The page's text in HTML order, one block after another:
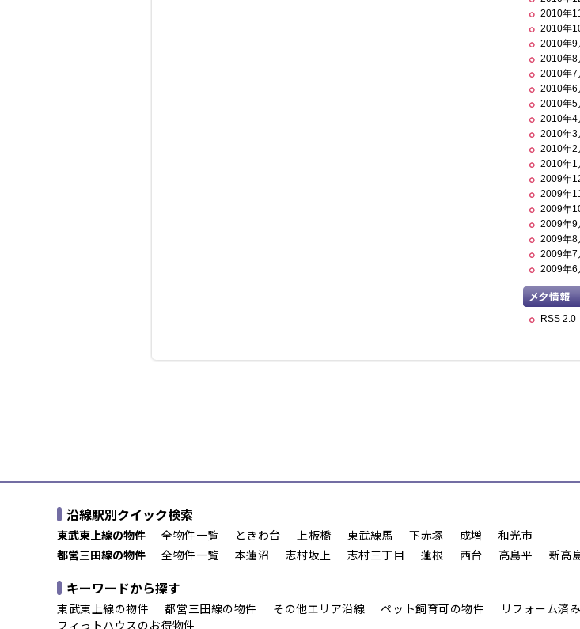
2010年
2010年
2010年9
2010年8
2010年7
2010年6
2010年5
2010年4
2010年3
2010年2
2010年1
2009年
2009年
2009年
2009年9
2009年8
2009年7
2009年6
RSS 2.0
沿線駅別クイック検索
東武東上線の物件 全物件一覧 ときわ台 上板橋 東武練馬 下赤塚 成増
和光市
都営三田線の物件
全物件一覧 本蓮沼 志村坂上 志村三丁目 蓮根 西台 高島平 新高
キーワードから探す
東武東上線の物件 都営三田線の物件 その他エリア沿線 ペット飼育可の物件 リフォーム済
フィっトハウスのお得物件